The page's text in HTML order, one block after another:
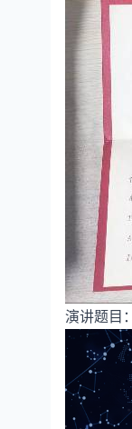
演讲题目